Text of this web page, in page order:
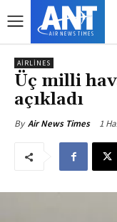
AIRLINES
Üç milli
açıkladı
By Air News Times 1